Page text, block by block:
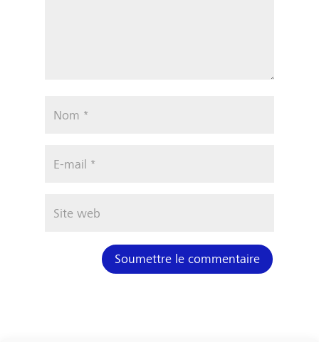
Soumettre le commentaire